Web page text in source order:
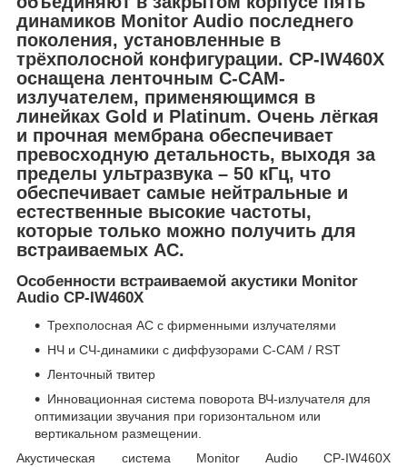
динамиков Monitor Audio последнего
поколения, установленные в
трёхполосной конфигурации. CP-IW460X
оснащена ленточным C-CAM-
излучателем, применяющимся в
линейках Gold и Platinum. Очень лёгкая
и прочная мембрана обеспечивает
превосходную детальность, выходя за
пределы ультразвука – 50 кГц, что
обеспечивает самые нейтральные и
естественные высокие частоты,
которые только можно получить для
встраиваемых АС.
Особенности встраиваемой акустики Monitor
Audio CP-IW460X
Трехполосная АС с фирменными излучателями
НЧ и СЧ-динамики с диффузорами C-CAM / RST
Ленточный твитер
Инновационная система поворота ВЧ-излучателя для
оптимизации звучания при горизонтальном или
вертикальном размещении.
Акустическая система Monitor Audio CP-IW460X